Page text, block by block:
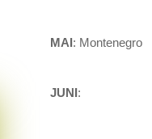
MAI: Montenegro
JUNI: